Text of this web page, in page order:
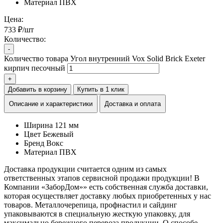
Материал
ПВХ
Цена:
733 ₽/шт
Количество:
-
Количество товара Угол внутренний Vox Solid Brick Exeter
кирпич песочный
+
Добавить в корзину
Купить в 1 клик
Описание и характеристики
Доставка и оплата
Ширина 121 мм
Цвет Бежевый
Бренд Вокс
Материал ПВХ
Доставка продукции считается одним из самых
ответственных этапов сервисной продажи продукции! В
Компании «ЗаборДом»» есть собственная служба доставки,
которая осуществляет доставку любых приобретенных у нас
товаров. Металлочерепица, профнастил и сайдинг
упаковываются в специальную жесткую упаковку, для